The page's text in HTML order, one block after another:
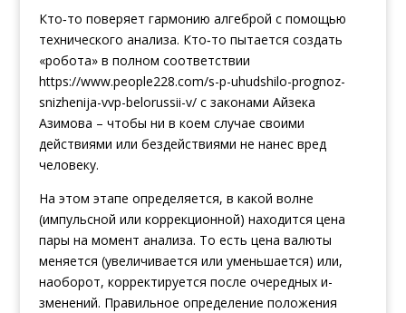
Кто‑то поверяет гармонию алгеброй с помощью
технического анализа. Кто‑то пытается создать
«робота» в полном соответствии
https://www.people228.com/s-p-uhudshilo-prognoz-
snizhenija-vvp-belorussii-v/с законами Айзека
Азимова – чтобы ни в коем случае своими
действиями или бездействиями не нанес вред
человеку.
На этом этапе определяется, в какой волне
(импульсной или коррекционной) находится цена
пары на момент анализа. То есть цена валюты
меняется (увеличивается или уменьшается) или,
наоборот, корректируется после очередных и­
зменений. Правильное определение положения